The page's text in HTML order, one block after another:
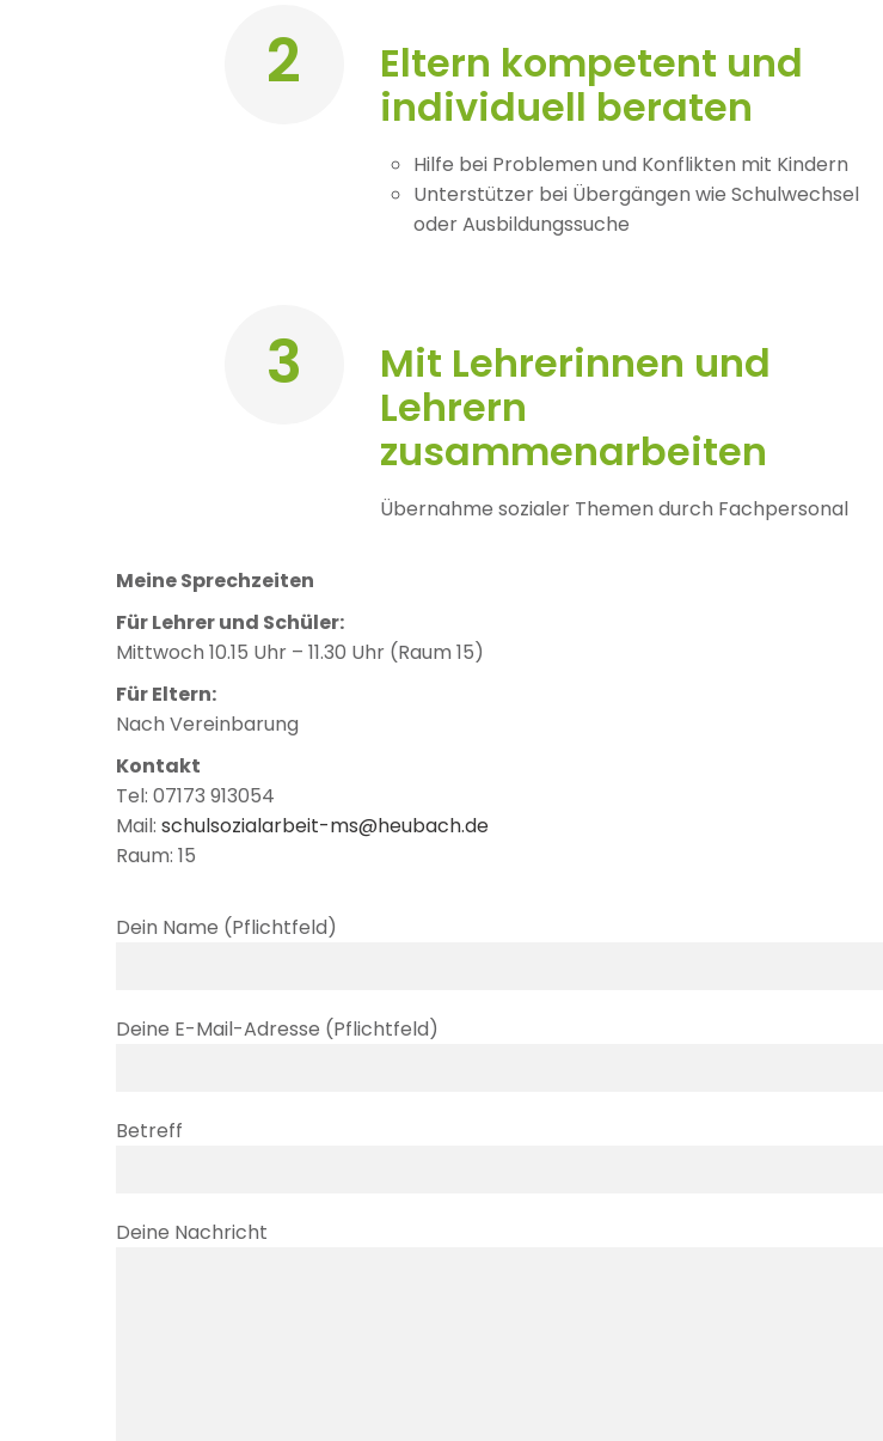
2
Eltern kompetent und
individuell beraten
Hilfe bei Problemen und Konflikten mit Kindern
Unterstützer bei Übergängen wie Schulwechsel
oder Ausbildungssuche
3
Mit Lehrerinnen und
Lehrern
zusammenarbeiten
Übernahme sozialer Themen durch Fachpersonal
Meine Sprechzeiten
Für Lehrer und Schüler:
Mittwoch 10.15 Uhr – 11.30 Uhr (Raum 15)
Für Eltern:
Nach Vereinbarung
Kontakt
Tel: 07173 913054
Mail: schulsozialarbeit-ms@heubach.de
Raum: 15
Dein Name (Pflichtfeld)
Deine E-Mail-Adresse (Pflichtfeld)
Betreff
Deine Nachricht